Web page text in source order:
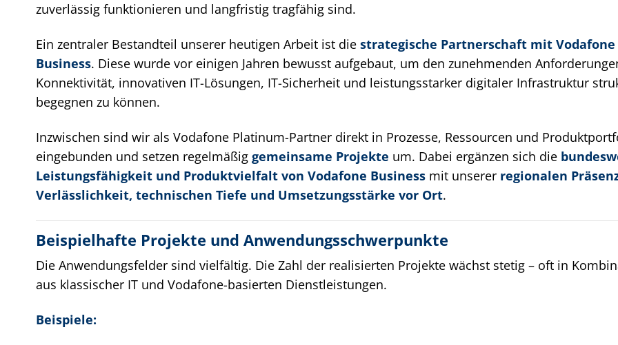
zuverlässig funktionieren und langfristig tragfähig sind.
Ein zentraler Bestandteil unserer heutigen Arbeit ist die strategische Partnerschaft mit Vodafone
Business. Diese wurde vor einigen Jahren bewusst aufgebaut, um den zunehmenden
Konnektivität, innovativen IT-Lösungen, IT-Sicherheit und leistungsstarker digitaler Infrastruktur
begegnen zu können.
Inzwischen sind wir als Vodafone Platinum-Partner direkt in Prozesse, Ressourcen und
eingebunden und setzen regelmäßig gemeinsame Projekte um. Dabei ergänzen sich die
Leistungsfähigkeit und Produktvielfalt von Vodafone Business mit unserer regionalen
Verlässlichkeit, technischen Tiefe und Umsetzungsstärke vor Ort.
Beispielhafte Projekte und Anwendungsschwerpunkte
Die Anwendungsfelder sind vielfältig. Die Zahl der realisierten Projekte wächst stetig – oft in
aus klassischer IT und Vodafone-basierten Dienstleistungen.
Beispiele: